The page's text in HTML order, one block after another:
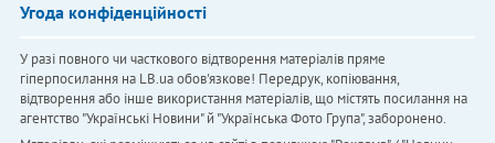
Угода конфіденційності
У разі повного чи часткового відтворення матеріалів пряме
гіперпосилання на LB.ua обов'язкове! Передрук, копіювання,
відтворення або інше використання матеріалів, що містять посилання на
агентство "Українськi Новини" й "Українська Фото Група", заборонено.